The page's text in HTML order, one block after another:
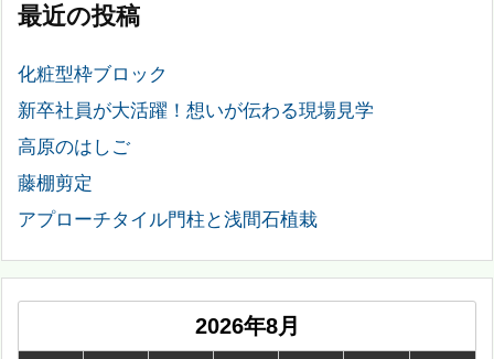
最近の投稿
化粧型枠ブロック
新卒社員が大活躍！想いが伝わる現場見学
高原のはしご
藤棚剪定
アプローチタイル門柱と浅間石植栽
2026年8月